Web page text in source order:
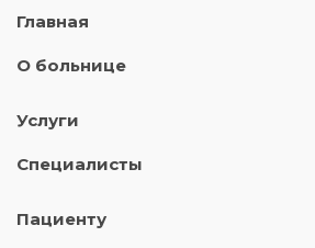
Главная
О больнице
Услуги
Специалисты
Пациенту